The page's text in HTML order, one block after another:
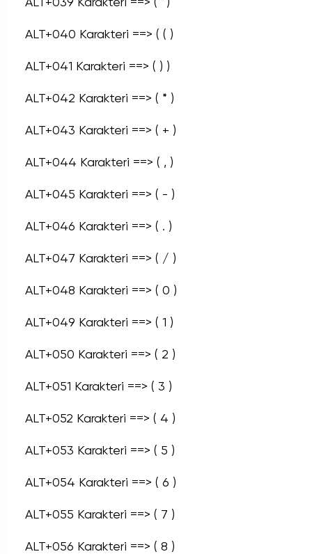
ALT+039 Karakteri ==> ( ' )
ALT+040 Karakteri ==> ( ( )
ALT+041 Karakteri ==> ( ) )
ALT+042 Karakteri ==> ( * )
ALT+043 Karakteri ==> ( + )
ALT+044 Karakteri ==> ( , )
ALT+045 Karakteri ==> ( - )
ALT+046 Karakteri ==> ( . )
ALT+047 Karakteri ==> ( / )
ALT+048 Karakteri ==> ( 0 )
ALT+049 Karakteri ==> ( 1 )
ALT+050 Karakteri ==> ( 2 )
ALT+051 Karakteri ==> ( 3 )
ALT+052 Karakteri ==> ( 4 )
ALT+053 Karakteri ==> ( 5 )
ALT+054 Karakteri ==> ( 6 )
ALT+055 Karakteri ==> ( 7 )
ALT+056 Karakteri ==> ( 8 )